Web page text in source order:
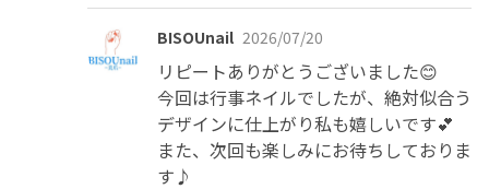
BISOUnail 2026/07/20
リピートありがとうございました😊
今回は行事ネイルでしたが、絶対似合う
デザインに仕上がり私も嬉しいです💕
また、次回も楽しみにお待ちしておりま
す♪